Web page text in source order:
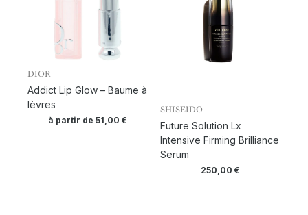
DIOR
Addict Lip Glow – Baume à
lèvres
à partir de51,00€
SHISEIDO
Future Solution Lx
Intensive Firming Brilliance
Serum
250,00 €